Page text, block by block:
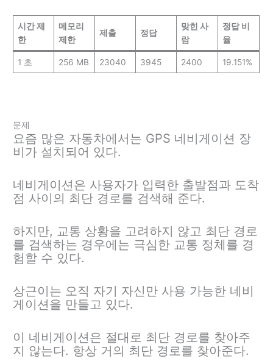
시간 제
한
메모리
제한
제출 정답
맞힌 사
람
정답 비
율
1 초 256 MB 23040 3945 2400 19.151%
문제
요즘 많은 자동차에서는 GPS 네비게이션 장
비가 설치되어 있다.
네비게이션은 사용자가 입력한 출발점과 도착
점 사이의 최단 경로를 검색해 준다.
하지만, 교통 상황을 고려하지 않고 최단 경로
를 검색하는 경우에는 극심한 교통 정체를 경
험할 수 있다.
상근이는 오직 자기 자신만 사용 가능한 네비
게이션을 만들고 있다.
이 네비게이션은 절대로 최단 경로를 찾아주
지 않는다. 항상 거의 최단 경로를 찾아준다.